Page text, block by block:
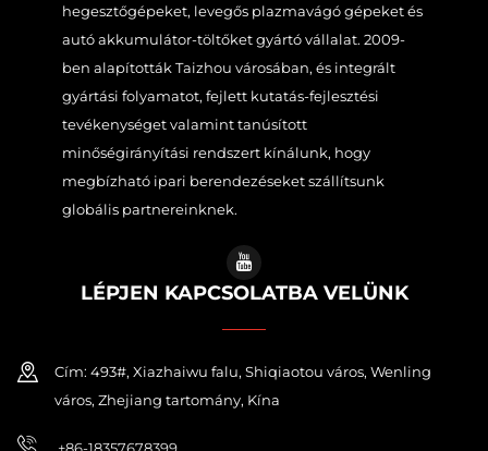
hegesztőgépeket, levegős plazmavágó gépeket és
autó akkumulátor-töltőket gyártó vállalat. 2009-
ben alapították Taizhou városában, és integrált
gyártási folyamatot, fejlett kutatás-fejlesztési
tevékenységet valamint tanúsított
minőségirányítási rendszert kínálunk, hogy
megbízható ipari berendezéseket szállítsunk
globális partnereinknek.
LÉPJEN KAPCSOLATBA VELÜNK
Cím: 493#, Xiazhaiwu falu, Shiqiaotou város, Wenling
város, Zhejiang tartomány, Kína